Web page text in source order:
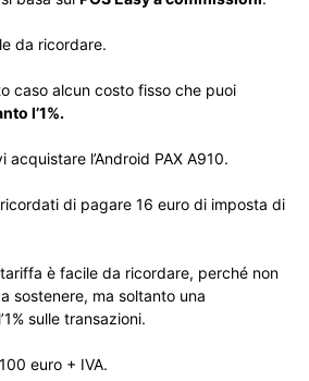
da ricordare.
caso alcun costo fisso che puoi
l’1%.
l’Android PAX A910.
di pagare 16 euro di imposta di
è facile da ricordare, perché non
sostenere, ma soltanto una
sulle transazioni.
euro + IVA.